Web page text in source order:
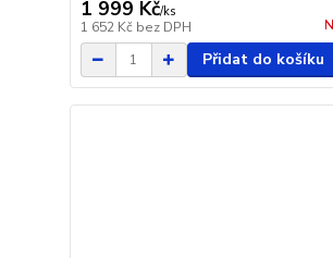
1 999 Kč/ks
1 652 Kč bez DPH
Přidat do košíku